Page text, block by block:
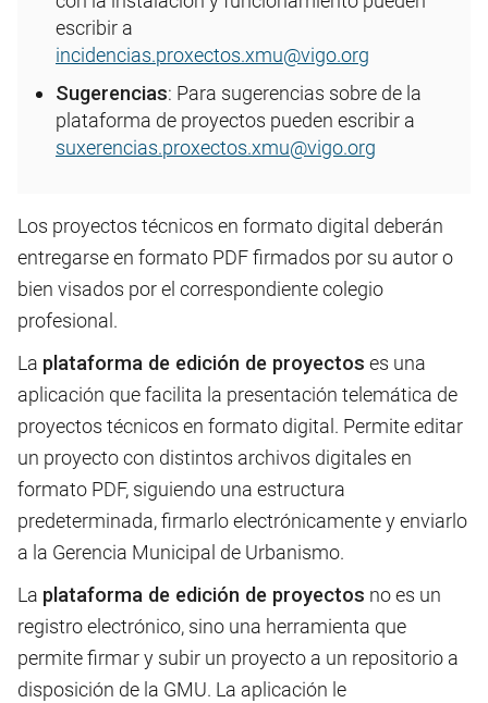
escribir a
incidencias.proxectos.xmu@vigo.org
Sugerencias: Para sugerencias sobre de la
plataforma de proyectos pueden escribir a
suxerencias.proxectos.xmu@vigo.org
Los proyectos técnicos en formato digital deberán
entregarse en formato PDF firmados por su autor o
bien visados por el correspondiente colegio
profesional.
La plataforma de edición de proyectos es una
aplicación que facilita la presentación telemática de
proyectos técnicos en formato digital. Permite editar
un proyecto con distintos archivos digitales en
formato PDF, siguiendo una estructura
predeterminada, firmarlo electrónicamente y enviarlo
a la Gerencia Municipal de Urbanismo.
La plataforma de edición de proyectos no es un
registro electrónico, sino una herramienta que
permite firmar y subir un proyecto a un repositorio a
disposición de la GMU. La aplicación le